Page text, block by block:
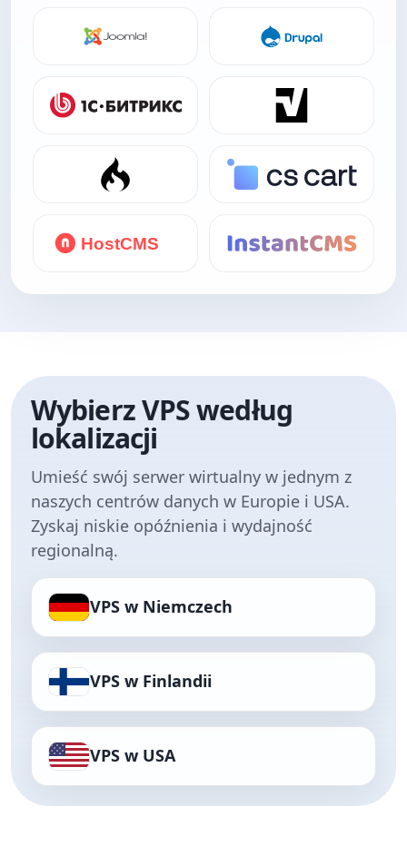
Wybierz VPS według
lokalizacji
Umieść swój serwer wirtualny w jednym z
naszych centrów danych w Europie i USA.
Zyskaj niskie opóźnienia i wydajność
regionalną.
VPS w Niemczech
VPS w Finlandii
VPS w USA